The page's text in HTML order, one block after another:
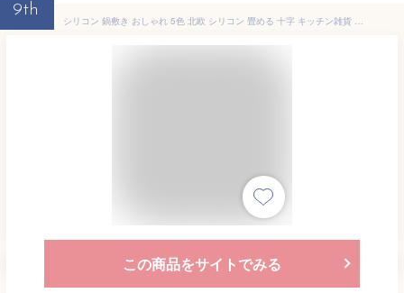
9th
シリコン 鍋敷き おしゃれ 5色 北欧 シリコン 畳める 十字 キッチン雑貨 インテイリア 雑貨 卓上 滑り止め 耐熱 折りたたみ 収納しやすい 軽量 ポットスタンド かわいい シンプル デザイン コースター 鍋 なべ 可愛い オシャレ 台所 小物 なべしき 送料無料 おりたたみ 0186
この商品をサイトでみる